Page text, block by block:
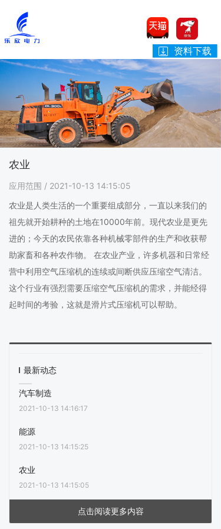
资料下载
农业
应用范围 / 2021-10-13 14:15:05
农业是人类生活的一个重要组成部分，一直以来我们的
祖先就开始耕种的土地在10000年前。现代农业是更先
进的；今天的农民依靠各种机械零部件的生产和收获帮
助家畜和各种农作物。 在农业产业，许多机器和日常经
营中利用空气压缩机的连续或间断供应压缩空气清洁。
这个行业有强烈需要压缩空气压缩机的需求，并能经得
起时间的考验，这就是滑片式压缩机可以帮助。
最新动态
汽车制造
2021-10-13 14:16:17
能源
2021-10-13 14:15:25
农业
2021-10-13 14:15:05
点击阅读更多内容